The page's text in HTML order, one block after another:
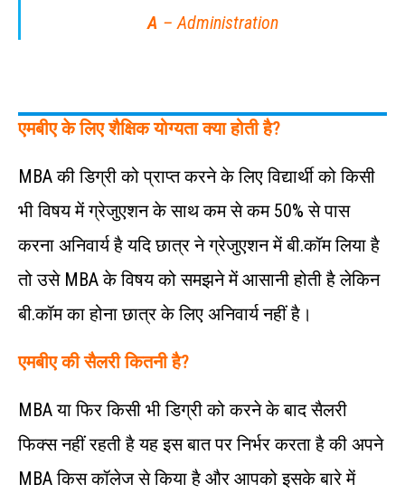
A – Administration
एमबीए के लिए शैक्षिक योग्यता क्या होती है?
MBA की डिग्री को प्राप्त करने के लिए विद्यार्थी को किसी
भी विषय में ग्रेजुएशन के साथ कम से कम 50% से पास
करना अनिवार्य है यदि छात्र ने ग्रेजुएशन में बी.कॉम लिया है
तो उसे MBA के विषय को समझने में आसानी होती है लेकिन
बी.कॉम का होना छात्र के लिए अनिवार्य नहीं है।
एमबीए की सैलरी कितनी है?
MBA या फिर किसी भी डिग्री को करने के बाद सैलरी
फिक्स नहीं रहती है यह इस बात पर निर्भर करता है की अपने
MBA किस कॉलेज से किया है और आपको इसके बारे में